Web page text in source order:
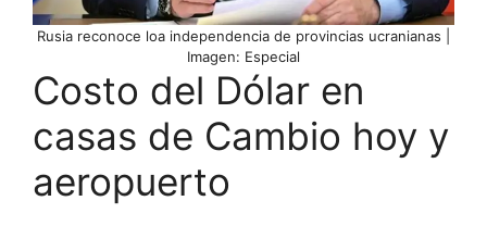
Rusia reconoce loa independencia de provincias ucranianas |
Imagen: Especial
Costo del Dólar en
casas de Cambio hoy y
aeropuerto